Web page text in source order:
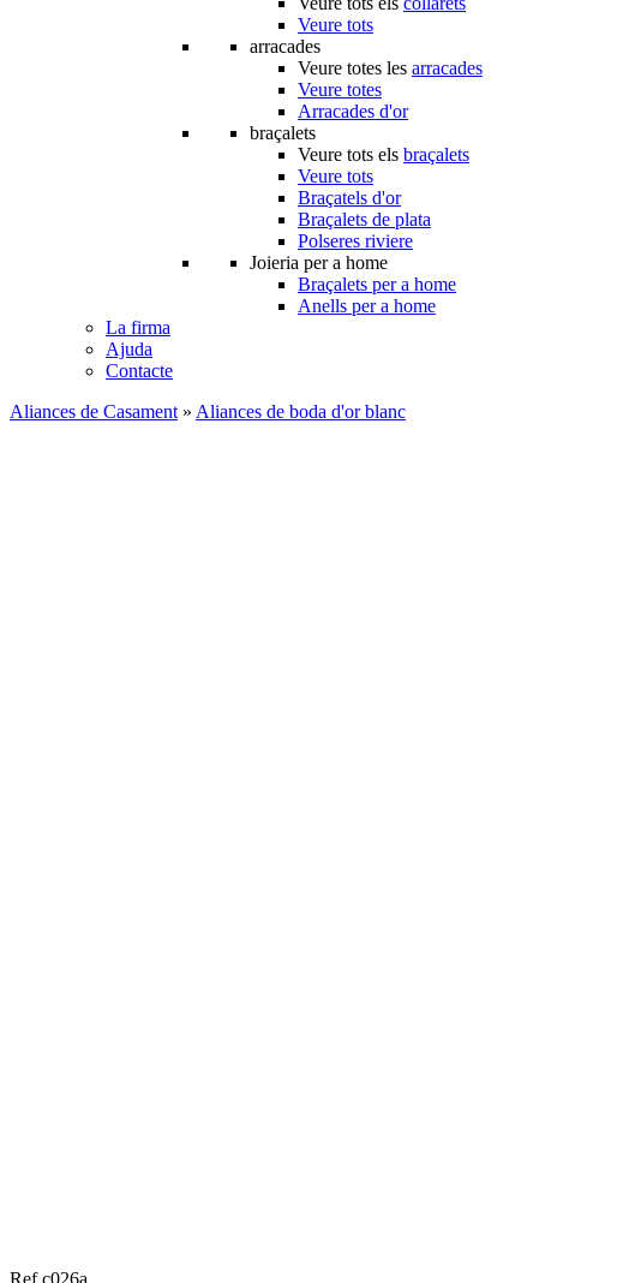
Veure tots
arracades
Veure totes les arracades
Veure totes
Arracades d'or
braçalets
Veure tots els braçalets
Veure tots
Braçatels d'or
Braçalets de plata
Polseres riviere
Joieria per a home
Braçalets per a home
Anells per a home
La firma
Ajuda
Contacte
Aliances de Casament » Aliances de boda d'or blanc
Ref c026a